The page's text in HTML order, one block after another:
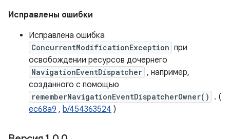
Исправлены ошибки
Исправлена ​​ошибка
ConcurrentModificationException при
освобождении ресурсов дочернего
NavigationEventDispatcher , например,
созданного с помощью
rememberNavigationEventDispatcherOwner()
. (
ec68a9 , b/454363524 )